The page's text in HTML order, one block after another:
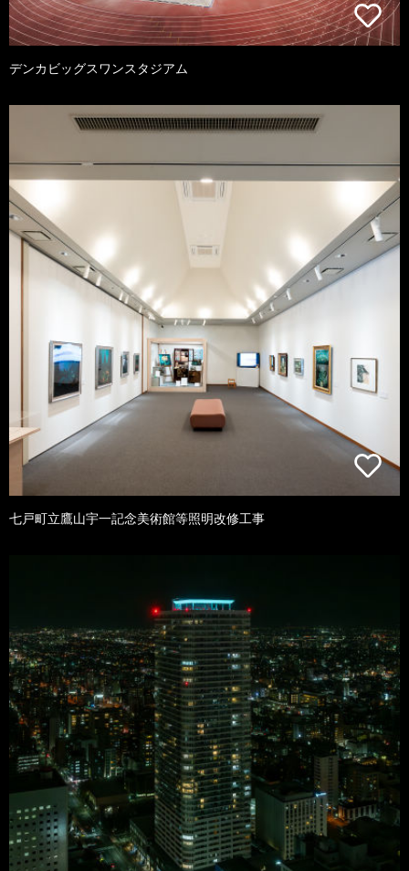
デンカビッグスワンスタジアム
七戸町立鷹山宇一記念美術館等照明改修工事